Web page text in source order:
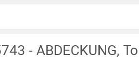
- ABDECKUNG,